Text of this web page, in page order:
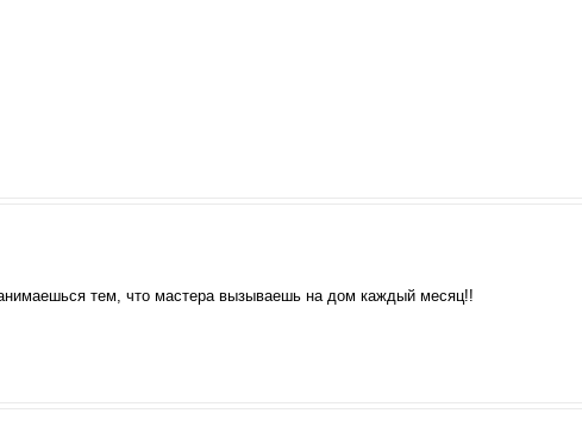
тем, что мастера вызываешь на дом каждый месяц!!